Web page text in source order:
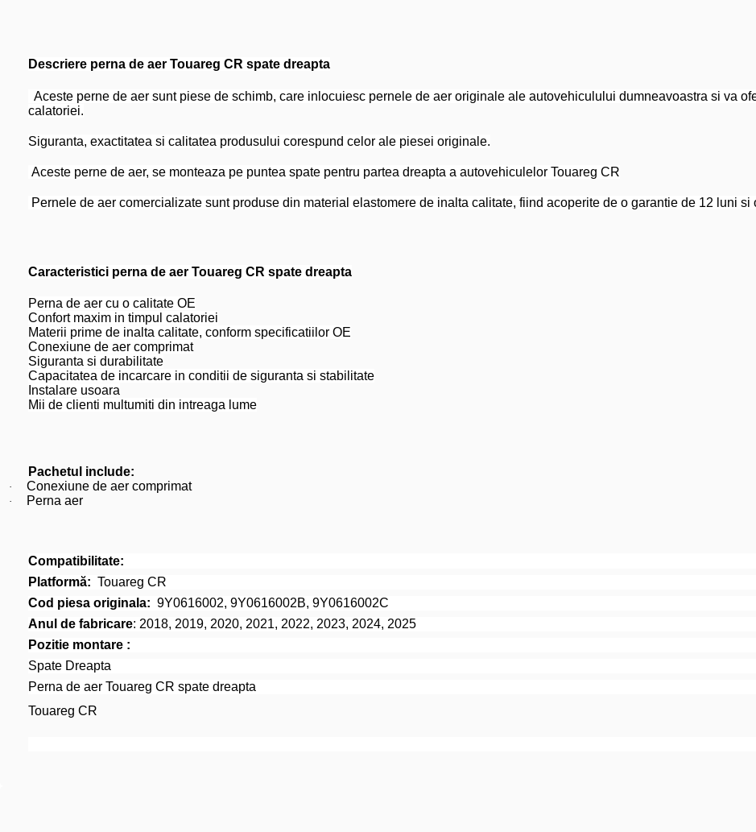
Descriere perna de aer Touareg CR spate dreapta
Aceste perne de aer sunt piese de schimb, care inlocuiesc pernele de aer originale ale autovehiculului dumneavoastra si va
calatoriei.
Siguranta, exactitatea si calitatea produsului corespund celor ale piesei originale.
Aceste perne de aer, se monteaza pe puntea spate pentru partea dreapta a autovehiculelor Touareg CR
Pernele de aer comercializate sunt produse din material elastomere de inalta calitate, fiind acoperite de o garantie de 12 luni
Caracteristici perna de aer Touareg CR spate dreapta
Perna de aer cu o calitate OE
Confort maxim in timpul calatoriei
Materii prime de inalta calitate, conform specificatiilor OE
Conexiune de aer comprimat
Siguranta si durabilitate
Capacitatea de incarcare in conditii de siguranta si stabilitate
Instalare usoara
Mii de clienti multumiti din intreaga lume
Pachetul include:
· Conexiune de aer comprimat
· Perna aer
Compatibilitate:
Platformă: Touareg CR
Cod piesa originala: 9Y0616002, 9Y0616002B, 9Y0616002C
Anul de fabricare: 2018, 2019, 2020, 2021, 2022, 2023, 2024, 2025
Pozitie montare :
Spate Dreapta
Perna de aer Touareg CR spate dreapta
Touareg CR